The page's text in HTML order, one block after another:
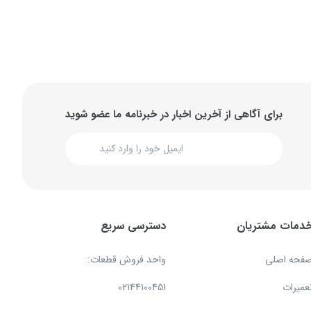
برای آگاهی از آخرین اخبار در خبرنامه ما عضو شوید
مشتریان
اصلی
دسترسی سریع
واحد فروش قطعات:
02144100451